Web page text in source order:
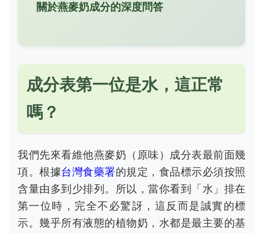
關於燕麥奶成分的深度問答
成分表第一位是水，這正常
嗎？
我們先來看維他燕麥奶（原味）成分表最前面幾
項。根據台灣食藥署的規定，食品標示必須按照
含量由多到少排列。所以，當你看到「水」排在
第一位時，完全不必驚訝，這反而是誠實的標
示。幾乎所有液態的植物奶，水都是最主要的基